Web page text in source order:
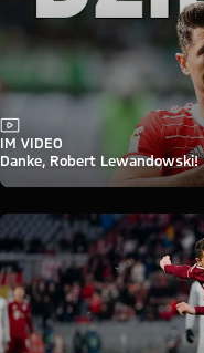
Video
IM VIDEO
Danke, Robert Lewandowski!